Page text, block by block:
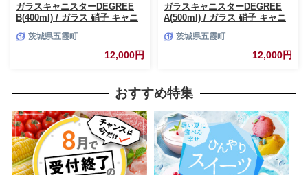
ガラスキャニスターDEGREE
B(400ml) / ガラス 硝子 キャニ
耐熱 一生もの 職人 こだわり
JIDA デザインミュージアムセ
レクション 茨城県 五霞町
茨城県五霞町
12,000円
ガラスキャニスターDEGREE
A(500ml) / ガラス 硝子 キャニ
耐熱 一生もの 職人 こだわり
JIDA デザインミュージアムセ
レクション 茨城県 五霞町
茨城県五霞町
12,000円
おすすめ特集